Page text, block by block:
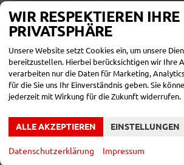
Reifendrucküberwachung (TPM)
16 Zoll Leichtmetallfelgen ''Nyota'', Silber
Scheibenbremsen (vorne und hinten)
Reserverad auf Stahlfelge (nicht vollwertig),
Radschlüssel
Garantieverlängerung auf 5 Jahre/
jeweils frühere Zeitpunkt, die ersten 2
Kilometerbegrenzung)
WIR RESPEKTIEREN IHRE
PRIVATSPHÄRE
Unsere Website setzt Cookies ein, um unsere
bereitzustellen. Hierbei berücksichtigen wir Ihre
verarbeiten nur die Daten für Marketing,
für die Sie uns Ihr Einverständnis geben. Sie
jederzeit mit Wirkung für die Zukunft widerrufen.
ALLE AKZEPTIEREN EINSTELLUNGEN
Datenschutzerklärung Impressum